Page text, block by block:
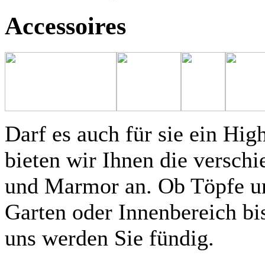
Accessoires
Darf es auch für sie ein
bieten wir Ihnen die
und Marmor an. Ob Töpfe
Garten oder Innenbereich
uns werden Sie fündig.